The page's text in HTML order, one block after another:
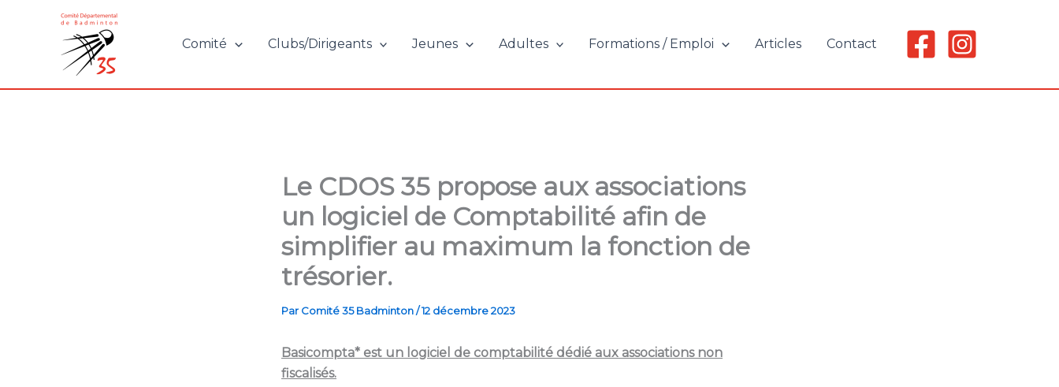
Comité Clubs/Dirigeants Jeunes Adultes Formations / Emploi Articles Contact
Le CDOS 35 propose aux associations
un logiciel de Comptabilité afin de
simplifier au maximum la fonction de
trésorier.
Par Comité 35 Badminton/12 décembre 2023
Basicompta* est un logiciel de comptabilité dédié aux associations non
fiscalisés.